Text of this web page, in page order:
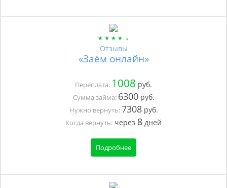
Отзывы
«Заём онлайн»
Переплата: 1008 руб.
Сумма займа: 6300руб.
Нужно вернуть:7308руб.
Когда вернуть: через 8 дней
Подробнее